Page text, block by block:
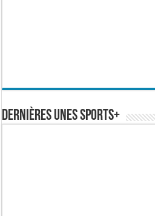
Dernières Unes Sports+